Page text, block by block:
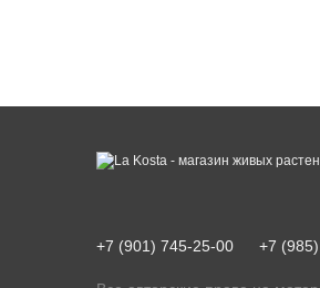
+7 (901) 745-25-00 +7